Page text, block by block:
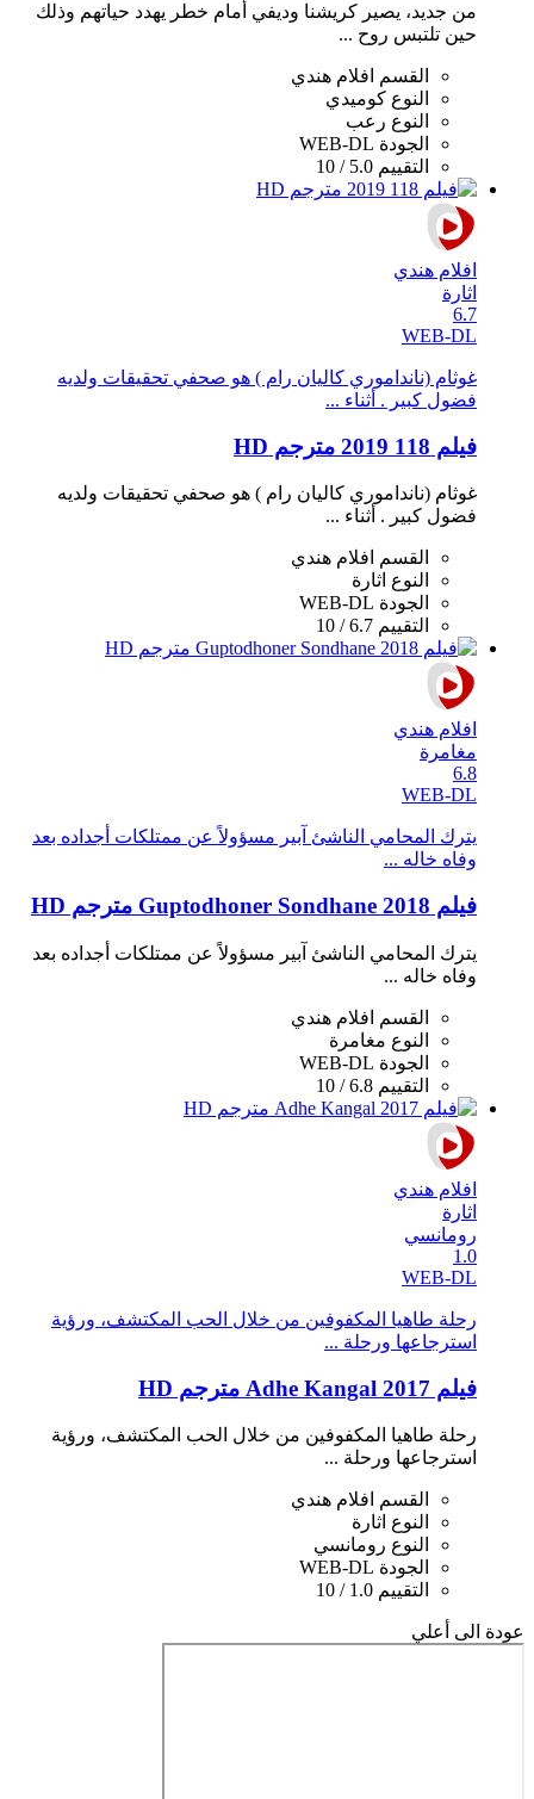
من جديد، يصير كريشنا وديفي أمام خطر يهدد حياتهم وذلك
حين تلتبس روح ...
القسم
افلام هندي
النوع كوميدي
النوع رعب
الجودة WEB-DL
التقييم 5.0 / 10
افلام هندي
اثارة
6.7
WEB-DL
غوثام (نانداموري كاليان رام ) هو صحفي تحقيقات ولديه
فضول كبير . أثناء ...
فيلم 118 2019 مترجم HD
غوثام (نانداموري كاليان رام ) هو صحفي تحقيقات ولديه
فضول كبير . أثناء ...
القسم افلام هندي
النوع اثارة
الجودة WEB-DL
التقييم 6.7 / 10
افلام هندي
مغامرة
6.8
WEB-DL
يترك المحامي الناشئ آبير مسؤولاً عن ممتلكات أجداده بعد
وفاه خاله ...
فيلم Guptodhoner Sondhane 2018 مترجم HD
يترك المحامي الناشئ آبير مسؤولاً عن ممتلكات أجداده بعد
وفاه خاله ...
القسم
افلام هندي
النوع مغامرة
الجودة WEB-DL
التقييم 6.8 / 10
افلام هندي
اثارة
رومانسي
1.0
WEB-DL
رحلة طاهيا المكفوفين من خلال الحب المكتشف، ورؤية
استرجاعها ورحلة ...
فيلم Adhe Kangal 2017 مترجم HD
رحلة طاهيا المكفوفين من خلال الحب المكتشف، ورؤية
استرجاعها ورحلة ...
القسم
افلام هندي
النوع اثارة
النوع رومانسي
الجودة WEB-DL
التقييم 1.0 / 10
عودة الى أعلي